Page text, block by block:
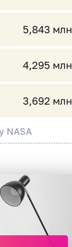
5,843
4,295
3,692
NASA